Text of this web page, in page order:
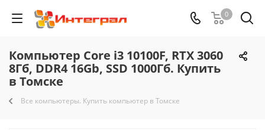
0
Компьютер Core i3 10100F, RTX 3060
8Гб, DDR4 16Gb, SSD 1000Гб. Купить
в Томске
Все компьютеры. Купить компьютер в Томске